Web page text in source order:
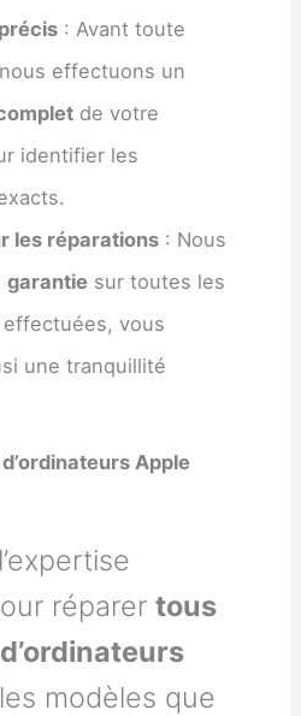
: Avant toute
effectuons un
de votre
identifier les
les réparations : Nous
garantie sur toutes les
vous
une tranquillité
Apple
réparertous
modèles que